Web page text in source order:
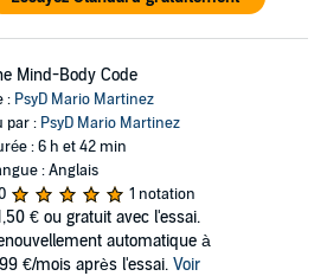
Mind-Body Code
: PsyD Mario Martinez
par : PsyD Mario Martinez
: 6 h et 42 min
: Anglais
1 notation
€ ou gratuit avec l'essai.
automatique à
€/mois après l'essai. Voir